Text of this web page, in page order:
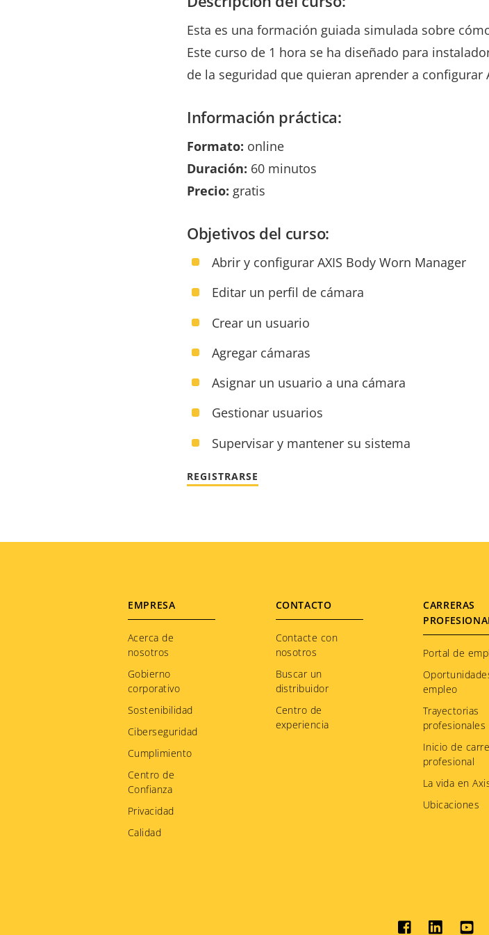
Esta es una formación guiada simulada sobre
Este curso de 1 hora se ha diseñado para
de la seguridad que quieran aprender a configurar
Información práctica:
Formato: online
Duración: 60 minutos
Precio: gratis
Objetivos del curso:
Abrir y configurar AXIS Body Worn Manager
Editar un perfil de cámara
Crear un usuario
Agregar cámaras
Asignar un usuario a una cámara
Gestionar usuarios
Supervisar y mantener su sistema
REGISTRARSE
Footer
menu
EMPRESA
Acerca de
nosotros
Gobierno
corporativo
Sostenibilidad
Ciberseguridad
Cumplimiento
Centro de
Confianza
Privacidad
Calidad
CONTACTO
Contacte con
nosotros
Buscar un
distribuidor
Centro de
experiencia
CARRERAS
Portal de
empleo
Trayectorias
profesionales
Inicio de
profesional
La vida en
Ubicaciones